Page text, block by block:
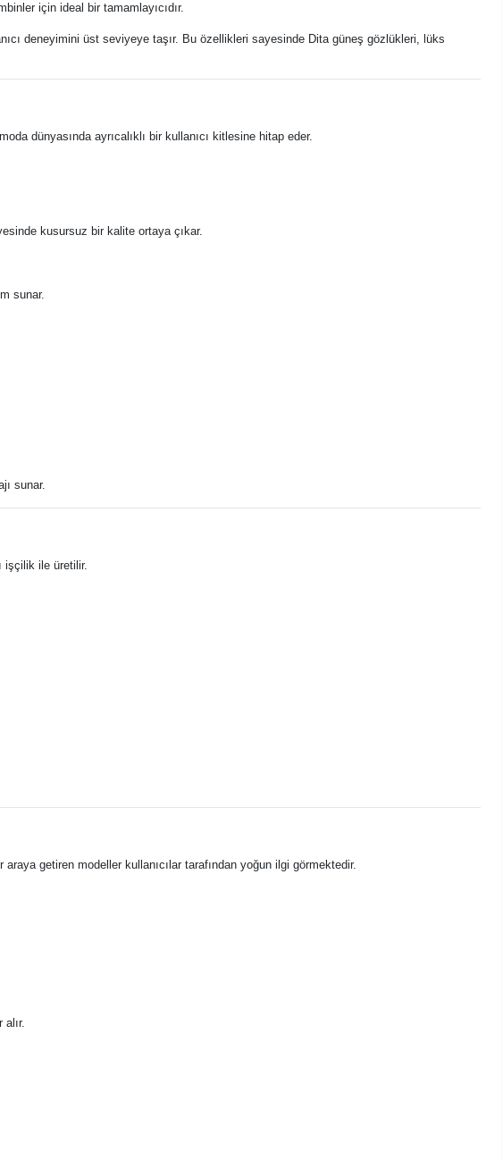
için ideal bir tamamlayıcıdır.
deneyimini üst seviyeye taşır. Bu özellikleri sayesinde Dita güneş gözlükleri, lüks
dünyasında ayrıcalıklı bir kullanıcı kitlesine hitap eder.
kusursuz bir kalite ortaya çıkar.
sunar.
sunar.
işçilik ile üretilir.
getiren modeller kullanıcılar tarafından yoğun ilgi görmektedir.